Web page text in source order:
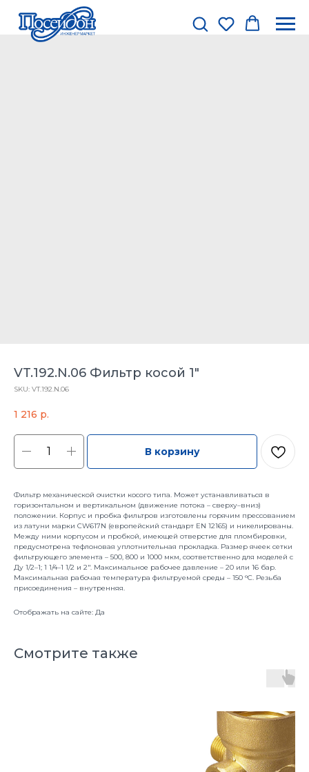
VT.192.N.06 Фильтр косой 1"
SKU: VT.192.N.06
1 216 р.
В корзину
Фильтр механической очистки косого типа. Может устанавливаться в
горизонтальном и вертикальном (движение потока – сверху–вниз)
положении. Корпус и пробка фильтров изготовлены горячим прессованием
из латуни марки CW617N (европейский стандарт EN 12165) и никелированы.
Между ними корпусом и пробкой, имеющей отверстие для пломбировки,
предусмотрена тефлоновая уплотнительная прокладка. Размер ячеек сетки
фильтрующего элемента – 500, 800 и 1000 мкм, соответственно для моделей с
Ду 1/2–1; 1 1/4–1 1/2 и 2". Максимальное рабочее давление – 20 или 16 бар.
Максимальная рабочая температура фильтруемой среды – 150 °C. Резьба
присоединения – внутренняя.
Отображать на сайте: Да
Смотрите также